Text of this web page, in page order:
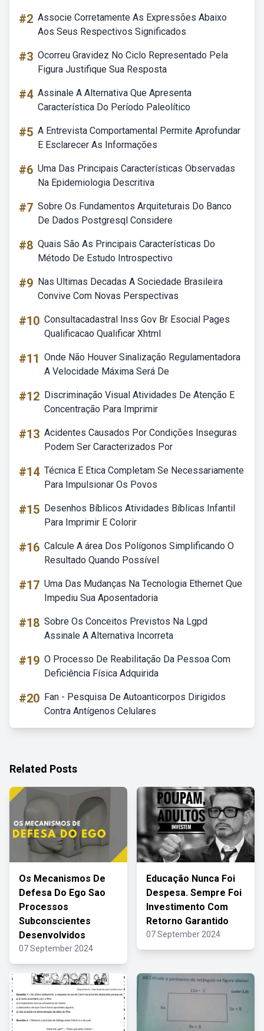
#2 Associe Corretamente As Expressões Abaixo
Aos Seus Respectivos Significados
#3 Ocorreu Gravidez No Ciclo Representado Pela
Figura Justifique Sua Resposta
#4 Assinale A Alternativa Que Apresenta
Característica Do Período Paleolítico
#5 A Entrevista Comportamental Permite Aprofundar
E Esclarecer As Informações
#6 Uma Das Principais Características Observadas
Na Epidemiologia Descritiva
#7 Sobre Os Fundamentos Arquiteturais Do Banco
De Dados Postgresql Considere
#8 Quais São As Principais Características Do
Método De Estudo Introspectivo
#9 Nas Ultimas Decadas A Sociedade Brasileira
Convive Com Novas Perspectivas
#10 Consultacadastral Inss Gov Br Esocial Pages
Qualificacao Qualificar Xhtml
#11 Onde Não Houver Sinalização Regulamentadora
A Velocidade Máxima Será De
#12 Discriminação Visual Atividades De Atenção E
Concentração Para Imprimir
#13 Acidentes Causados Por Condições Inseguras
Podem Ser Caracterizados Por
#14 Técnica E Etica Completam Se Necessariamente
Para Impulsionar Os Povos
#15 Desenhos Bíblicos Atividades Bíblicas Infantil
Para Imprimir E Colorir
#16 Calcule A área Dos Polígonos Simplificando O
Resultado Quando Possível
#17 Uma Das Mudanças Na Tecnologia Ethernet Que
Impediu Sua Aposentadoria
#18 Sobre Os Conceitos Previstos Na Lgpd
Assinale A Alternativa Incorreta
#19 O Processo De Reabilitação Da Pessoa Com
Deficiência Física Adquirida
#20 Fan - Pesquisa De Autoanticorpos Dirigidos
Contra Antígenos Celulares
Related Posts
Os Mecanismos De
Defesa Do Ego Sao
Processos
Subconscientes
Desenvolvidos
07 September 2024
Educação Nunca Foi
Despesa. Sempre Foi
Investimento Com
Retorno Garantido
07 September 2024